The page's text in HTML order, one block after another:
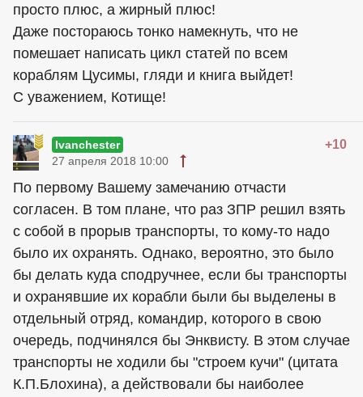
просто плюс, а жирный плюс!
Даже постораюсь тонко намекнуть, что не
помешает написать цикл статей по всем
кораблям Цусимы, гляди и книга выйдет!
С уважением, Котище!
Ivanchester +10
27 апреля 2018 10:00
По первому Вашему замечанию отчасти
согласен. В том плане, что раз ЗПР решил взять
с собой в прорыв транспорты, то кому-то надо
было их охранять. Однако, вероятно, это было
бы делать куда сподручнее, если бы транспорты
и охранявшие их корабли были бы выделены в
отдельный отряд, командир, которого в свою
очередь, подчинялся бы Энквисту. В этом случае
транспорты не ходили бы "строем кучи" (цитата
К.П.Блохина), а действовали бы наиболее